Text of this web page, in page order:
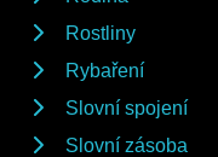
Rostliny
Rybaření
Slovní spojení
Slovní zásoba